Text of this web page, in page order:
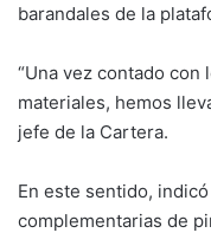
barandales de la
“Una vez contado con
materiales, hemos
jefe de la Cartera.
En este sentido,
complementarias de